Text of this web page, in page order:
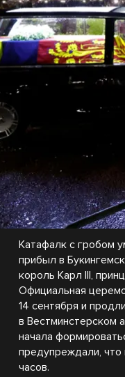
Катафалк с гробом
прибыл в
король Карл III,
Официальная
14 сентября и
в Вестминстерском
начала
предупреждали,
часов.